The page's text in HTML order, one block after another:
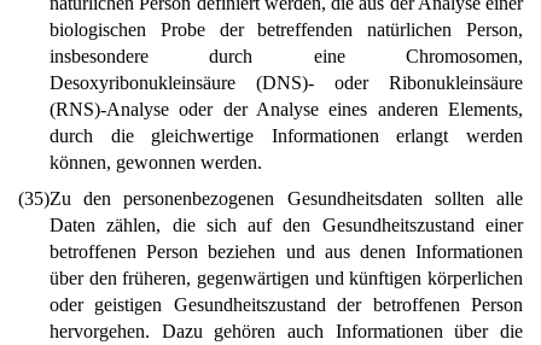
biologischen Probe der betreffenden natürlichen Person,
insbesondere durch eine Chromosomen,
Desoxyribonukleinsäure (DNS)- oder Ribonukleinsäure
(RNS)-Analyse oder der Analyse eines anderen Elements,
durch die gleichwertige Informationen erlangt werden
können, gewonnen werden.
(35)Zu den personenbezogenen Gesundheitsdaten sollten alle
Daten zählen, die sich auf den Gesundheitszustand einer
betroffenen Person beziehen und aus denen Informationen
über den früheren, gegenwärtigen und künftigen körperlichen
oder geistigen Gesundheitszustand der betroffenen Person
hervorgehen. Dazu gehören auch Informationen über die